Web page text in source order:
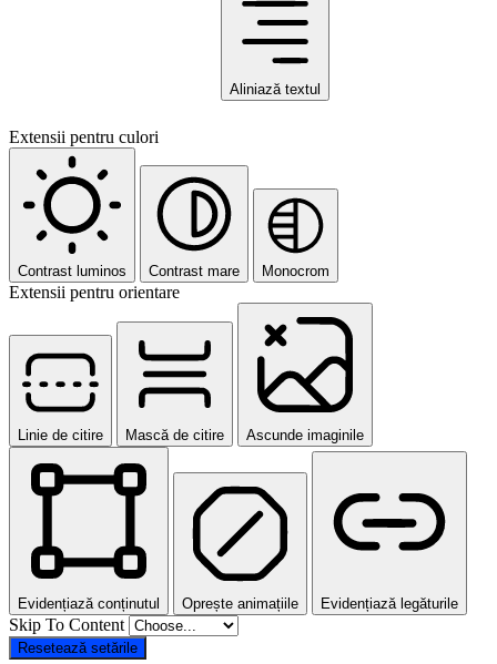
Aliniază textul
Extensii pentru culori
Contrast luminos Contrast mare Monocrom
Extensii pentru orientare
Linie de citire Mască de citire Ascunde imaginile
Evidențiază conținutul Oprește animațiile Evidențiază legăturile
Skip To Content
Resetează setările